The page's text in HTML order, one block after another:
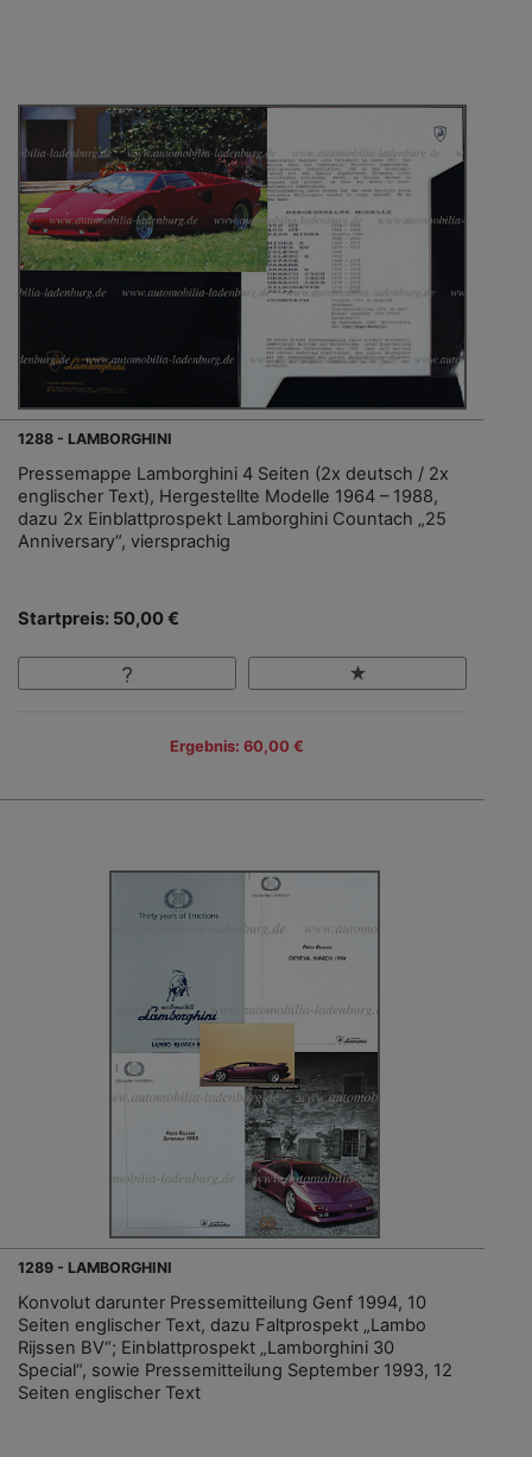
1288 - LAMBORGHINI
Pressemappe Lamborghini 4 Seiten (2x deutsch / 2x
englischer Text), Hergestellte Modelle 1964 – 1988,
dazu 2x Einblattprospekt Lamborghini Countach „25
Anniversary“, viersprachig
Startpreis: 50,00 €
Ergebnis: 60,00 €
1289 - LAMBORGHINI
Konvolut darunter Pressemitteilung Genf 1994, 10
Seiten englischer Text, dazu Faltprospekt „Lambo
Rijssen BV“; Einblattprospekt „Lamborghini 30
Special“, sowie Pressemitteilung September 1993, 12
Seiten englischer Text